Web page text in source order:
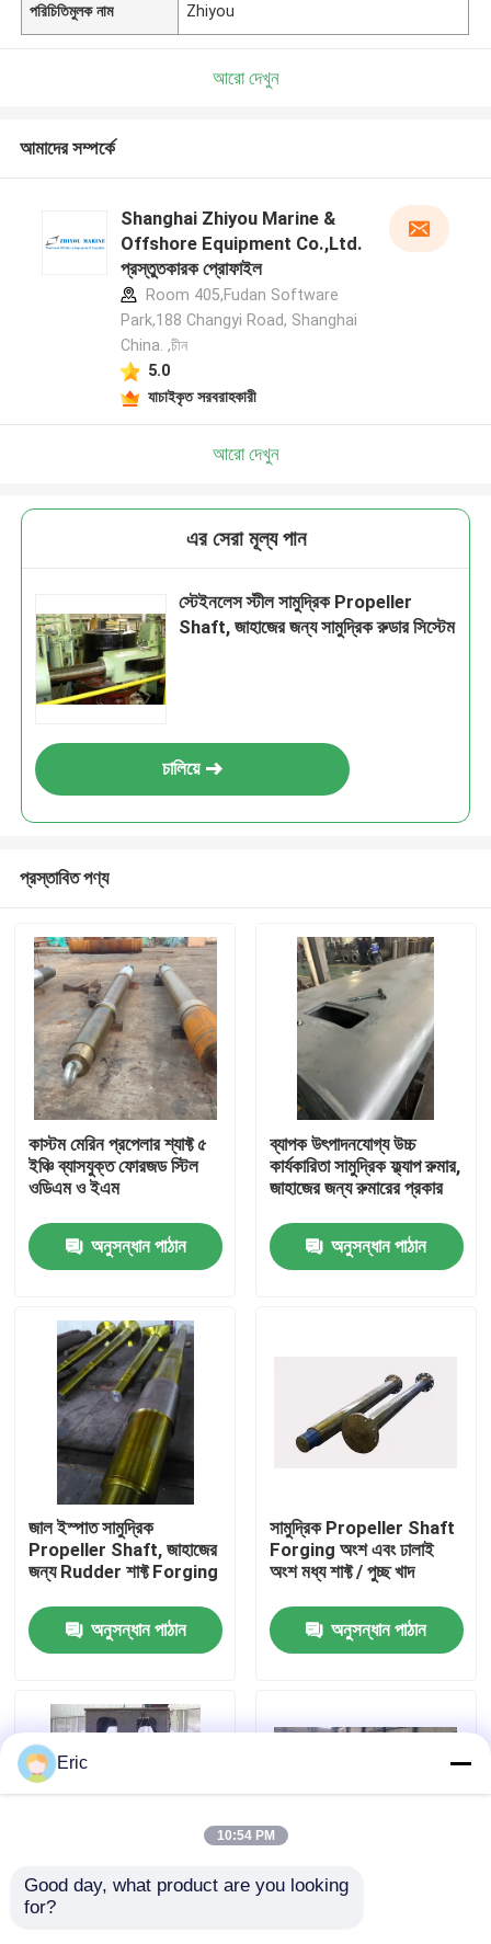
পণ্য
আমাদের সম্পর্কে
কারখানা ভ্রমণ
মান নিয়ন্ত্রণ
আমাদের সাথে যোগাযোগ করুন
উদ্ধৃতির জন্য আবেদন
Company News
পরিচিতিমুলক নাম Zhiyou
আরো দেখুন
আমাদের সম্পর্কে
Shanghai Zhiyou Marine &
Offshore Equipment Co.,Ltd.
প্রস্তুতকারক প্রোফাইল
Room 405,Fudan Software
Park,188 Changyi Road, Shanghai
China. ,চীন
5.0
যাচাইকৃত সরবরাহকারী
আরো দেখুন
এর সেরা মূল্য পান
স্টেইনলেস স্টীল সামুদ্রিক Propeller
Shaft, জাহাজের জন্য সামুদ্রিক রুডার সিস্টেম
চালিয়ে
প্রস্তাবিত পণ্য
কাস্টম মেরিন প্রপেলার শ্যাফ্ট ৫
ইঞ্চি ব্যাসযুক্ত ফোরজড স্টিল
ওডিএম ও ইএম
অনুসন্ধান পাঠান
ব্যাপক উৎপাদনযোগ্য উচ্চ
কার্যকারিতা সামুদ্রিক ফ্ল্যাপ রুমার,
জাহাজের জন্য রুমারের প্রকার
অনুসন্ধান পাঠান
জাল ইস্পাত সামুদ্রিক
Propeller Shaft, জাহাজের
জন্য Rudder শাফ্ট Forging
অনুসন্ধান পাঠান
সামুদ্রিক Propeller Shaft
Forging অংশ এবং ঢালাই
অংশ মধ্য শাফ্ট / পুচ্ছ খাদ
অনুসন্ধান পাঠান
সামুদ্রিক প্রোপেলার শ্যাফ্ট
Eric
10:54 PM
Good day, what product are you looking
for?